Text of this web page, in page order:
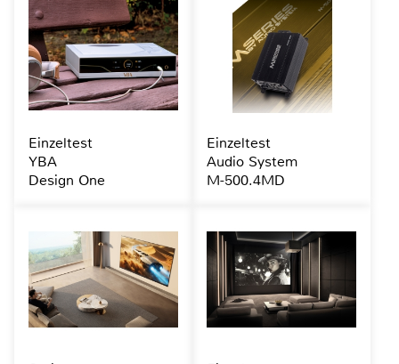
Einzeltest
YBA
Design One
Einzeltest
Audio System
M-500.4MD